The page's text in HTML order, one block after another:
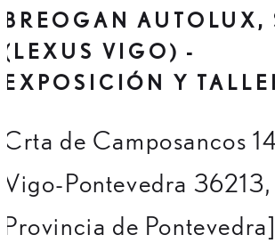
BREOGAN AUTOLUX,
(LEXUS VIGO) -
EXPOSICIÓN Y
Crta de Camposancos
Vigo-Pontevedra 36213,
Provincia de Pontevedra]